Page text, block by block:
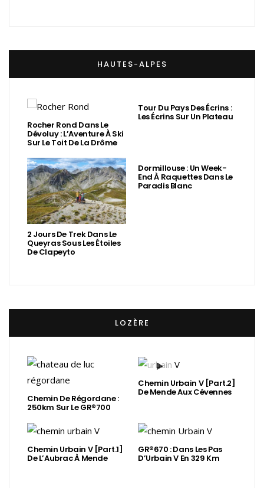
HAUTES-ALPES
Rocher Rond Dans Le
Dévoluy : L’Aventure À Ski
Sur Le Toit De La Drôme
Tour Du Pays Des Écrins :
Les Écrins Sur Un Plateau
2 Jours De Trek Dans Le
Queyras Sous Les Étoiles
De Clapeyto
Dormillouse : Un Week-
End À Raquettes Dans Le
Paradis Blanc
LOZÈRE
Chemin De Régordane :
250km Sur Le GR®700
Chemin Urbain V [Part.2]
De Mende Aux Cévennes
Chemin Urbain V [Part.1]
De L’Aubrac À Mende
GR®670 : Dans Les Pas
D’Urbain V En 329 Km